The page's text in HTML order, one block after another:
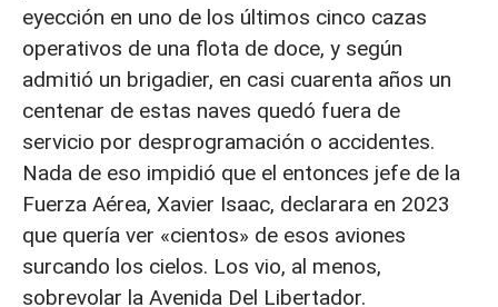
eyección en uno de los últimos cinco cazas
operativos de una flota de doce, y según
admitió un brigadier, en casi cuarenta años un
centenar de estas naves quedó fuera de
servicio por desprogramación o accidentes.
Nada de eso impidió que el entonces jefe de la
Fuerza Aérea, Xavier Isaac, declarara en 2023
que quería ver «cientos» de esos aviones
surcando los cielos. Los vio, al menos,
sobrevolar la Avenida Del Libertador.